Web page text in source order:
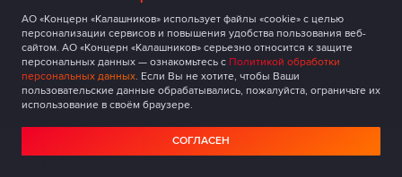
АО «Концерн «Калашников» использует файлы «cookie» с целью
персонализации сервисов и повышения удобства пользования веб-
сайтом. АО «Концерн «Калашников» серьезно относится к защите
персональных данных — ознакомьтесь с Политикой обработки
персональных данных. Если Вы не хотите, чтобы Ваши
пользовательские данные обрабатывались, пожалуйста, ограничьте их
использование в своём браузере.
СОГЛАСЕН